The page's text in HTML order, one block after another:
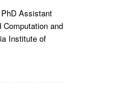
Assistant
and
Institute of